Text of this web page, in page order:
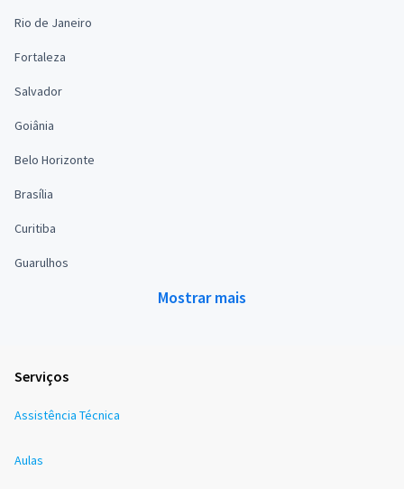
Rio de Janeiro
Fortaleza
Salvador
Goiânia
Belo Horizonte
Brasília
Curitiba
Guarulhos
Mostrar mais
Serviços
Assistência Técnica
Aulas